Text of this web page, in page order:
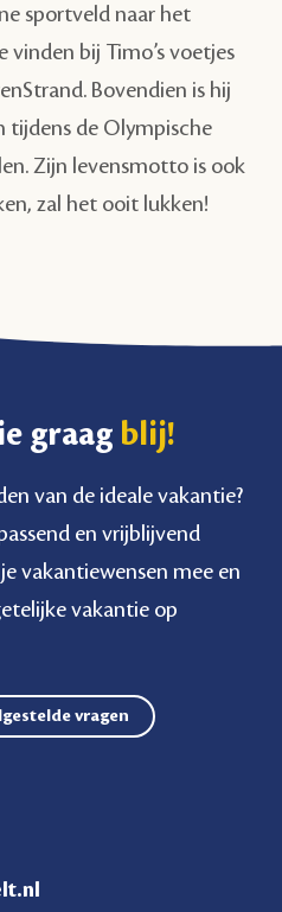
sportveld naar het
vinden bij Timo’s voetjes
Bovendien is hij
tijdens de Olympische
Zijn levensmotto is ook
zal het ooit lukken!
graag blij!
van de ideale vakantie?
en vrijblijvend
vakantiewensen mee en
vakantie op
vragen